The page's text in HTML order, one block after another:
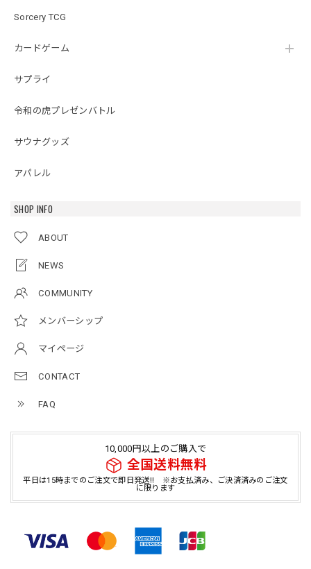
Sorcery TCG
カードゲーム
サプライ
令和の虎プレゼンバトル
サウナグッズ
アパレル
SHOP INFO
ABOUT
NEWS
COMMUNITY
メンバーシップ
マイページ
CONTACT
FAQ
10,000円以上のご購入で
全国送料無料
平日は15時までのご注文で即日発送!! ※お支払済み、ご決済済みのご注文
に限ります